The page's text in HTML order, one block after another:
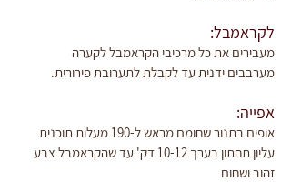
לקראמבל:
מעבירים את כל מרכיבי הקראמבל לקערה
מערבבים ידנית עד לקבלת לתערובת פירורית.
אפייה:
אופים בתנור שחומם מראש ל-190 מעלות תוכנית
עליון תחתון בערך 10-12 דק' עד שהקראמבל צבע
זהוב ושחום